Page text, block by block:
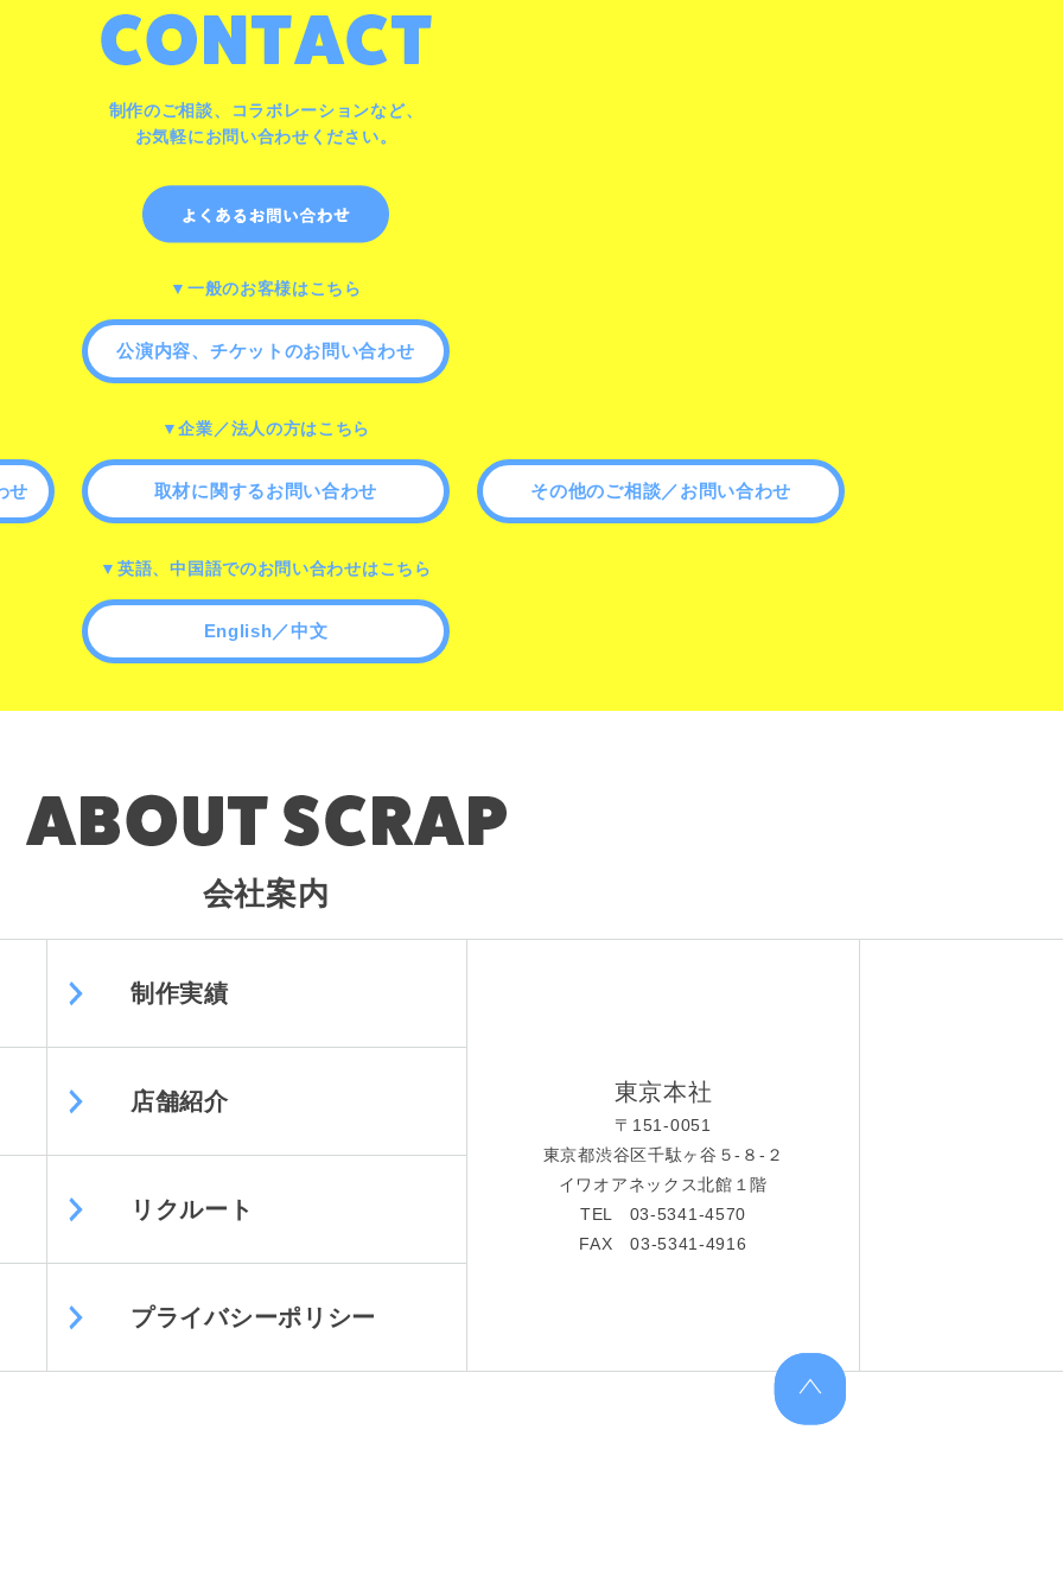
制作のご相談、コラボレーションなど、
お気軽にお問い合わせください。
▼一般のお客様はこちら
公演内容、チケットのお問い合わせ
▼企業／法人の方はこちら
せ 取材に関するお問い合わせ その他のご相談／お問い合わせ
▼英語、中国語でのお問い合わせはこちら
English／中文
会社案内
制作実績
店舗紹介
リクルート
プライバシーポリシー
東京本社
〒151-0051
東京都渋谷区千駄ヶ谷５-８-２
イワオアネックス北館１階
TEL 03-5341-4570
FAX 03-5341-4916